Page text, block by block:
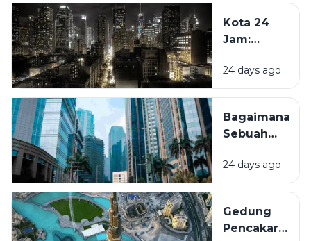
Beberapa
Dekade
Kembali
Dihidupkan?
Kota 24
Jam:
Beberapa
Kota Tidak
Benar-
Benar
24 days ago
Bagaimana
Sebuah
Bisa
Berubah
Pusat
Bisnis?
24 days ago
Gedung
Pencakar